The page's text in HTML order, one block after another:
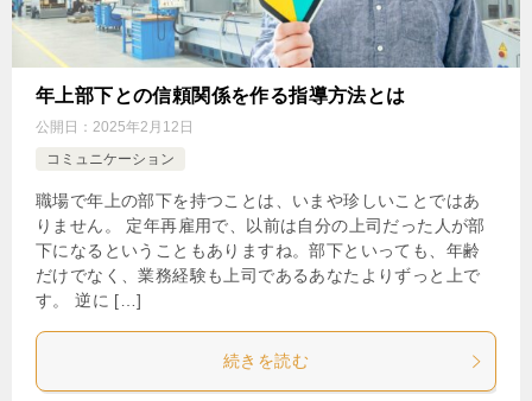
年上部下との信頼関係を作る指導方法とは
公開日： 2025年2月12日
コミュニケーション
職場で年上の部下を持つことは、いまや珍しいことではあ
りません。 定年再雇用で、以前は自分の上司だった人が部
下になるということもありますね。部下といっても、年齢
だけでなく、業務経験も上司であるあなたよりずっと上で
す。 逆に […]
続きを読む